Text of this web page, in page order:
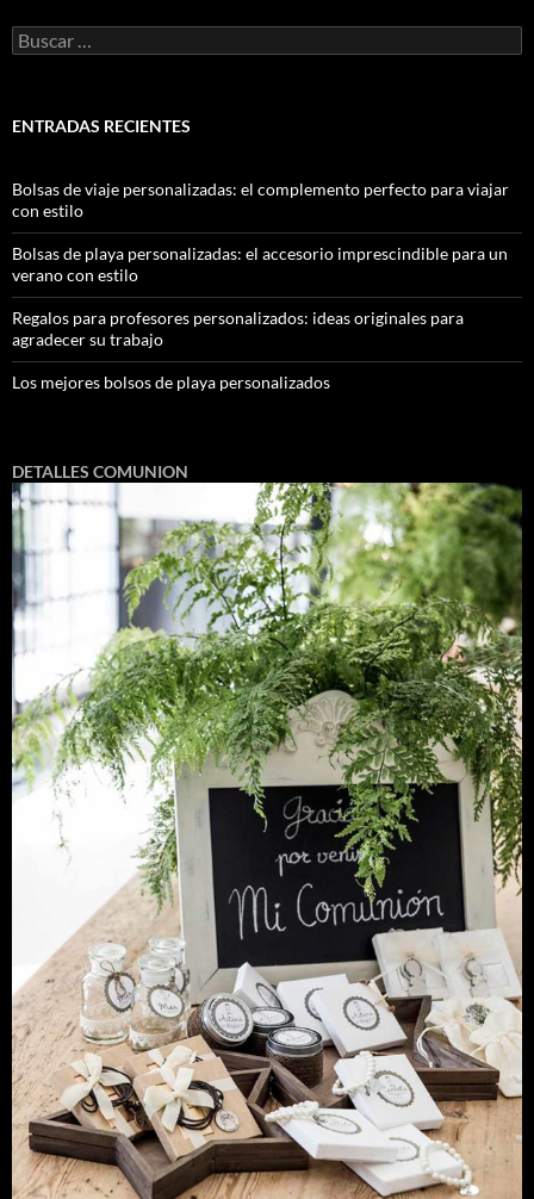
ENTRADAS RECIENTES
Bolsas de viaje personalizadas: el complemento perfecto para viajar
con estilo
Bolsas de playa personalizadas: el accesorio imprescindible para un
verano con estilo
Regalos para profesores personalizados: ideas originales para
agradecer su trabajo
Los mejores bolsos de playa personalizados
DETALLES COMUNION